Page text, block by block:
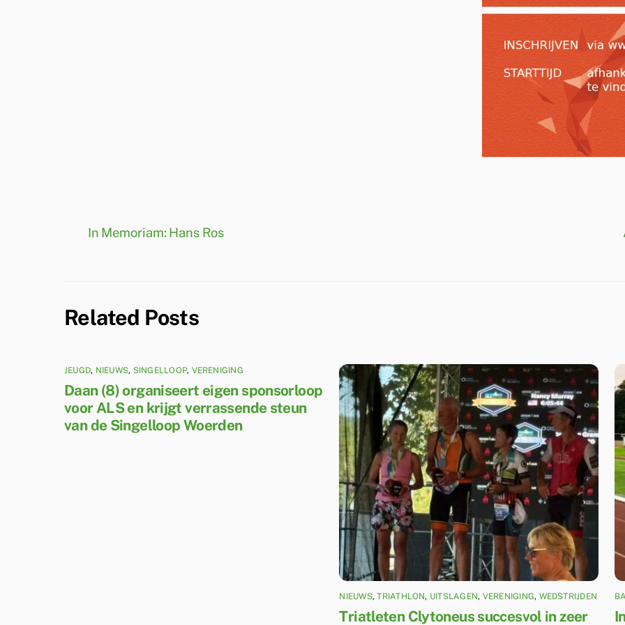
In Memoriam: Hans Ros
Related Posts
JEUGD, NIEUWS, SINGELLOOP, VERENIGING
Daan (8) organiseert eigen sponsorloop
voor ALS en krijgt verrassende steun
van de Singelloop Woerden
NIEUWS,TRIATHLON, UITSLAGEN, VERENIGING, WEDSTRIJDEN
Triatleten Clytoneus succesvol in zeer